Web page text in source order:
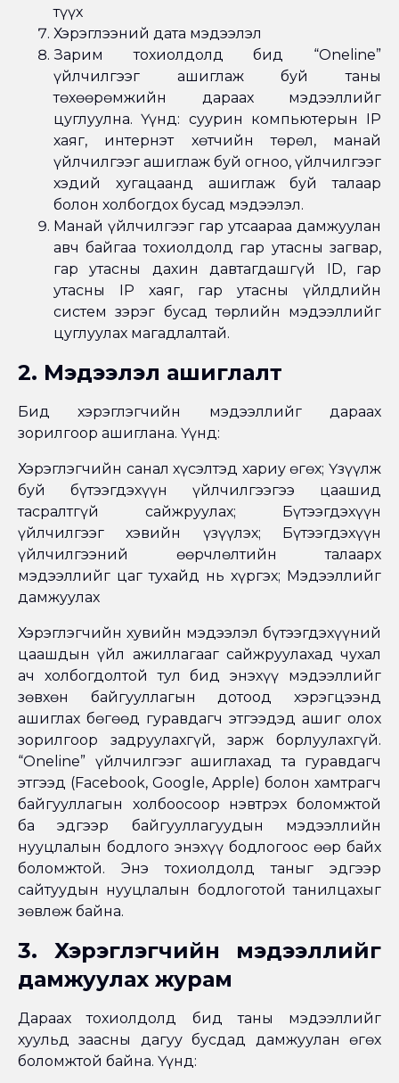
түүх
Хэрэглээний дата мэдээлэл
Зарим тохиолдолд бид “Oneline”
үйлчилгээг ашиглаж буй таны
төхөөрөмжийн дараах мэдээллийг
цуглуулна. Үүнд: суурин компьютерын IP
хаяг, интернэт хөтчийн төрөл, манай
үйлчилгээг ашиглаж буй огноо, үйлчилгээг
хэдий хугацаанд ашиглаж буй талаар
болон холбогдох бусад мэдээлэл.
Манай үйлчилгээг гар утсаараа дамжуулан
авч байгаа тохиолдолд гар утасны загвар,
гар утасны дахин давтагдашгүй ID, гар
утасны IP хаяг, гар утасны үйлдлийн
систем зэрэг бусад төрлийн мэдээллийг
цуглуулах магадлалтай.
2. Мэдээлэл ашиглалт
Бид хэрэглэгчийн мэдээллийг дараах
зорилгоор ашиглана. Үүнд:
Хэрэглэгчийн санал хүсэлтэд хариу өгөх; Үзүүлж
буй бүтээгдэхүүн үйлчилгээгээ цаашид
тасралтгүй сайжруулах; Бүтээгдэхүүн
үйлчилгээг хэвийн үзүүлэх; Бүтээгдэхүүн
үйлчилгээний өөрчлөлтийн талаарх
мэдээллийг цаг тухайд нь хүргэх; Мэдээллийг
дамжуулах
Хэрэглэгчийн хувийн мэдээлэл бүтээгдэхүүний
цаашдын үйл ажиллагааг сайжруулахад чухал
ач холбогдолтой тул бид энэхүү мэдээллийг
зөвхөн байгууллагын дотоод хэрэгцээнд
ашиглах бөгөөд гуравдагч этгээдэд ашиг олох
зорилгоор задруулахгүй, зарж борлуулахгүй.
“Oneline” үйлчилгээг ашиглахад та гуравдагч
этгээд (Facebook, Google, Apple) болон хамтрагч
байгууллагын холбоосоор нэвтрэх боломжтой
ба эдгээр байгууллагуудын мэдээллийн
нууцлалын бодлого энэхүү бодлогоос өөр байх
боломжтой. Энэ тохиолдолд таныг эдгээр
сайтуудын нууцлалын бодлоготой танилцахыг
зөвлөж байна.
3. Хэрэглэгчийн мэдээллийг
дамжуулах журам
Дараах тохиолдолд бид таны мэдээллийг
хуульд заасны дагуу бусдад дамжуулан өгөх
боломжтой байна. Үүнд: